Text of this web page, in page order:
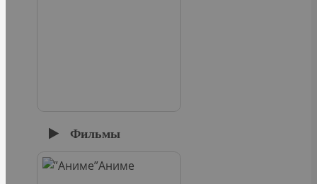
Фильмы
Аниме